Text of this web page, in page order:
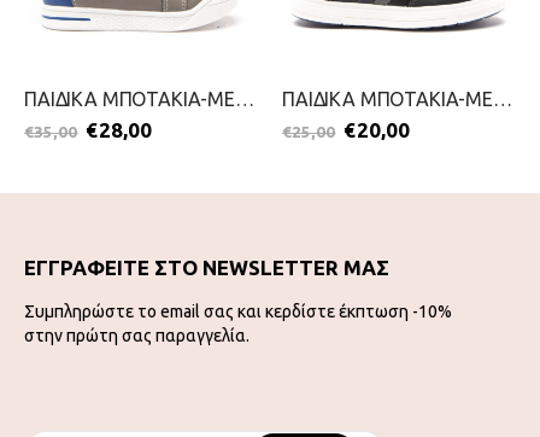
ΠΑΙΔΙΚΑ ΜΠΟΤΑΚΙΑ-MERIDIAN-2111-0295-ΓΚΡΙ
€35,00 €28,00
ΠΑΙΔΙΚΑ ΜΠΟΤΑΚΙΑ-MERIDIAN-2111-0296-ΜΑΥΡΟ
€25,00 €20,00
ΕΓΓΡΑΦΕΙΤΕ ΣΤΟ NEWSLETTER ΜΑΣ
Συμπληρώστε το email σας και κερδίστε έκπτωση -10%
στην πρώτη σας παραγγελία.